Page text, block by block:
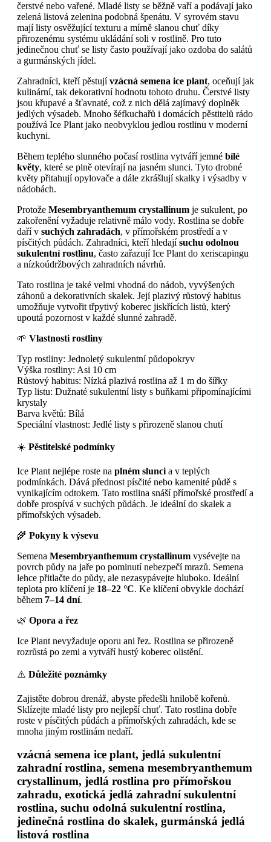
čerstvé nebo vařené. Mladé listy se běžně vaří a podávají jako
zelená listová zelenina podobná špenátu. V syrovém stavu
mají listy osvěžující texturu a mírně slanou chuť díky
přirozenému systému ukládání soli v rostlině. Pro tuto
jedinečnou chuť se listy často používají jako ozdoba do salátů
a gurmánských jídel.
Zahradníci, kteří pěstujívzácná semena ice plant, oceňují jak
kulinární, tak dekorativní hodnotu tohoto druhu. Čerstvé listy
jsou křupavé a šťavnaté, což z nich dělá zajímavý doplněk
jedlých výsadeb. Mnoho šéfkuchařů i domácích pěstitelů rádo
používá Ice Plant jako neobvyklou jedlou rostlinu v moderní
kuchyni.
Během teplého slunného počasí rostlina vytváří jemné bílé
květy, které se plně otevírají na jasném slunci. Tyto drobné
květy přitahují opylovače a dále zkrášlují skalky i výsadby v
nádobách.
Protože Mesembryanthemum crystallinum je sukulent, po
zakořenění vyžaduje relativně málo vody. Rostlina se dobře
daří v suchých zahradách, v přímořském prostředí a v
písčitých půdách. Zahradníci, kteří hledajísuchu odolnou
sukulentní rostlinu, často zařazují Ice Plant do xeriscapingu
a nízkoúdržbových zahradních návrhů.
Tato rostlina je také velmi vhodná do nádob, vyvýšených
záhonů a dekorativních skalek. Její plazivý růstový habitus
umožňuje vytvořit třpytivý koberec jiskřících listů, který
upoutá pozornost v každé slunné zahradě.
🌱 Vlastnosti rostliny
Typ rostliny: Jednoletý sukulentní půdopokryv
Výška rostliny: Asi 10 cm
Růstový habitus: Nízká plazivá rostlina až 1 m do šířky
Typ listu: Dužnaté sukulentní listy s buňkami připomínajícími
krystaly
Barva květů: Bílá
Speciální vlastnost: Jedlé listy s přirozeně slanou chutí
☀️ Pěstitelské podmínky
Ice Plant nejlépe roste na plném slunci a v teplých
podmínkách. Dává přednost písčité nebo kamenité půdě s
vynikajícím odtokem. Tato rostlina snáší přímořské prostředí a
dobře prospívá v suchých půdách. Je ideální do skalek a
přímořských výsadeb.
🌾 Pokyny k výsevu
Semena Mesembryanthemum crystallinum vysévejte na
povrch půdy na jaře po pominutí nebezpečí mrazů. Semena
lehce přitlačte do půdy, ale nezasypávejte hluboko. Ideální
teplota pro klíčení je 18–22 °C. Ke klíčení obvykle dochází
během 7–14 dní.
🌿 Opora a řez
Ice Plant nevyžaduje oporu ani řez. Rostlina se přirozeně
rozrůstá po zemi a vytváří hustý koberec olistění.
⚠️ Důležité poznámky
Zajistěte dobrou drenáž, abyste předešli hnilobě kořenů.
Sklízejte mladé listy pro nejlepší chuť. Tato rostlina dobře
roste v písčitých půdách a přímořských zahradách, kde se
mnoha jiným rostlinám nedaří.
vzácná semena ice plant, jedlá sukulentní
zahradní rostlina, semena mesembryanthemum
crystallinum, jedlá rostlina pro přímořskou
zahradu, exotická jedlá zahradní sukulentní
rostlina, suchu odolná sukulentní rostlina,
jedinečná rostlina do skalek, gurmánská jedlá
listová rostlina